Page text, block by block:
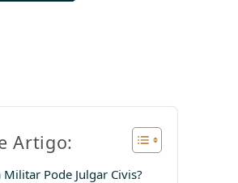
Artigo:
Militar Pode Julgar Civis?